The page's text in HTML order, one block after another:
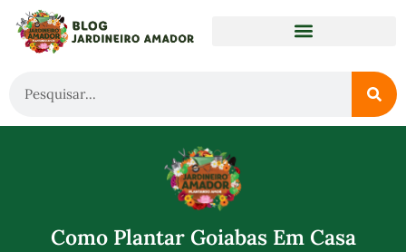
Como Plantar Goiabas Em Casa